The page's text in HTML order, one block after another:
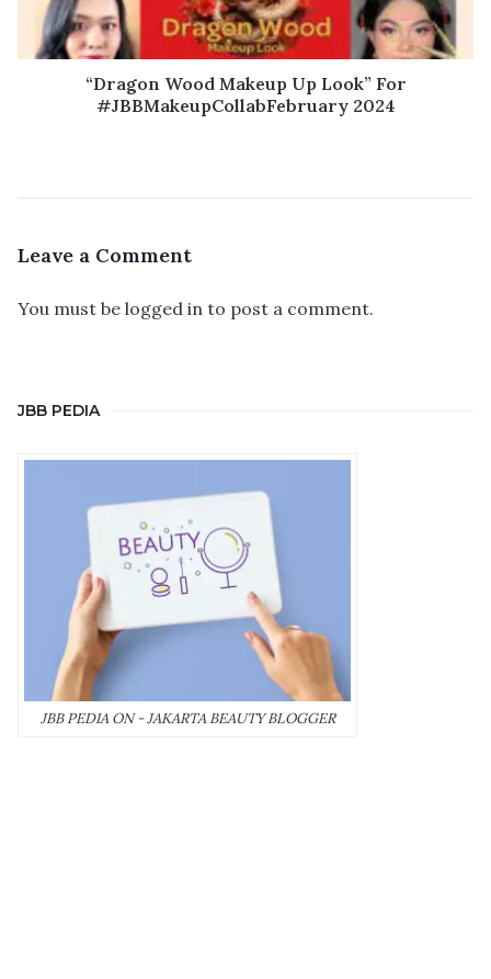
“Dragon Wood Makeup Up Look” For
#JBBMakeupCollabFebruary 2024
Leave a Comment
You must be logged in to post a comment.
JBB PEDIA
JBB PEDIA ON - JAKARTA BEAUTY BLOGGER